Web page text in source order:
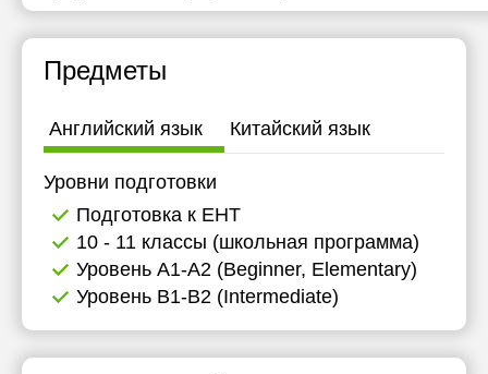
Предметы
Английский язык Китайский язык
Уровни подготовки
Подготовка к ЕНТ
10 - 11 классы (школьная программа)
Уровень А1-А2 (Beginner, Elementary)
Уровень B1-B2 (Intermediate)